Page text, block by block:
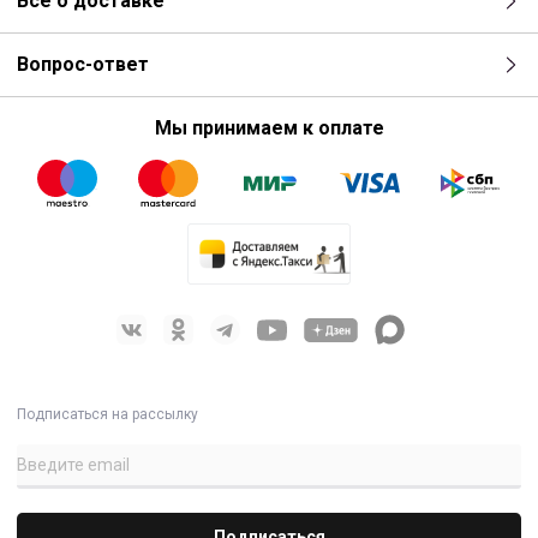
быстрого отклика
ВЧ динамик 1” с неодимовым магнитом и алюминиевым
20 кГц по уровню -10 дБ
Мощность в пассивном включении: 400 Вт
Мощность в Bi-amping включении НЧ: 400 Вт
продолжительная, 1 600 Вт пиковая, ВЧ: 40 Вт
Импеданс в пассивном включении: 8 ом
продолжительное, 128 дБ пиковое, ВЧ: 122 дБ
Вопрос-ответ
Мы принимаем к оплате
Подписаться на рассылку